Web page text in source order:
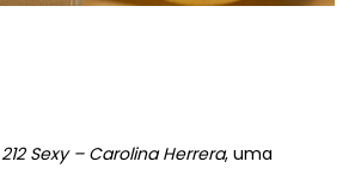
212 Sexy – Carolina Herrera, uma